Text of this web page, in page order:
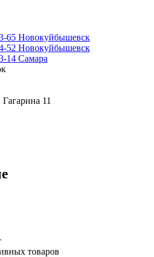
65 Новокуйбышевск
52 Новокуйбышевск
14 Самара
11
товаров